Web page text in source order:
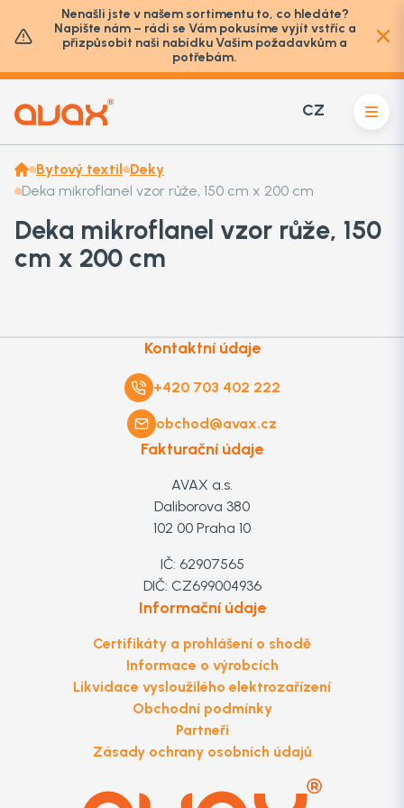
Nenašli jste v našem sortimentu to, co hledáte?
Napište nám – rádi se Vám pokusíme vyjít vstříc a
přizpůsobit naši nabídku Vašim požadavkům a
potřebám.
CZ
Bytový textil Deky
Deka mikroflanel vzor růže, 150 cm x 200 cm
Deka mikroflanel vzor růže, 150
cm x 200 cm
Kontaktní údaje
+420 703 402 222
obchod@avax.cz
Fakturační údaje
AVAX a.s.
Daliborova 380
102 00 Praha 10
IČ: 62907565
DIČ: CZ699004936
Informační údaje
Certifikáty a prohlášení o shodě
Informace o výrobcích
Likvidace vysloužilého elektrozařízení
Obchodní podmínky
Partneři
Zásady ochrany osobních údajů